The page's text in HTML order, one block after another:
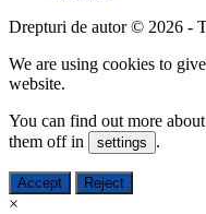
Drepturi de autor © 2026 -
We are using cookies to
website.
You can find out more
them off in
settings .
Accept Reject
×